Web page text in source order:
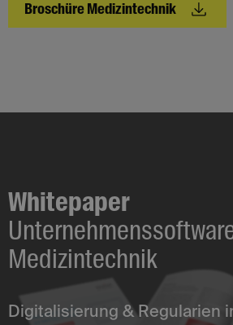
Broschüre Medizintechnik
Whitepaper
Medizintechnik
Digitalisierung & Regularien